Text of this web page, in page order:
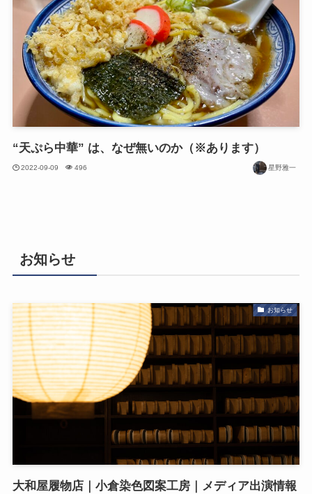
“天ぷら中華” は、なぜ無いのか（※あります）
2022-09-09 496 星野雅一
お知らせ
お知らせ
大和屋履物店｜小倉染色図案工房｜メディア出演情報